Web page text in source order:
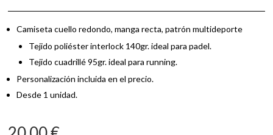
Camiseta cuello redondo, manga recta, patrón multideporte
Tejido poliéster interlock 140gr. ideal para padel.
Tejido cuadrillé 95gr. ideal para running.
Personalización incluida en el precio.
Desde 1 unidad.